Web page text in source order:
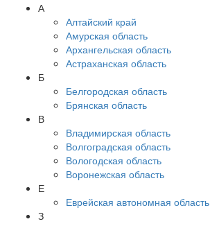
А
Алтайский край
Амурская область
Архангельская область
Астраханская область
Б
Белгородская область
Брянская область
В
Владимирская область
Волгоградская область
Вологодская область
Воронежская область
Е
Еврейская автономная область
З